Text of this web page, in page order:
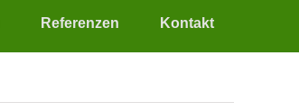
Referenzen Kontakt